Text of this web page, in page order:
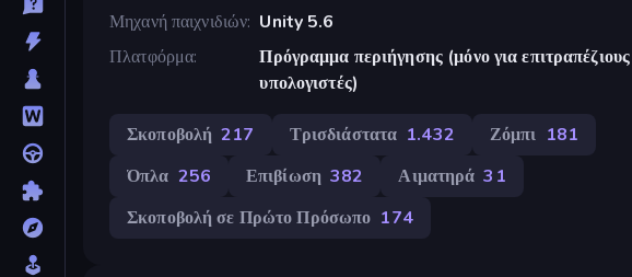
Μηχανή παιχνιδιών Unity 5.6
Πλατφόρμα
Πρόγραμμα περιήγησης (μόνο για επιτραπέζιους
υπολογιστές)
Σκοποβολή 217 Τρισδιάστατα 1.432 Ζόμπι 181
Όπλα 256 Επιβίωση 382 Αιματηρά 31
Σκοποβολή σε Πρώτο Πρόσωπο 174